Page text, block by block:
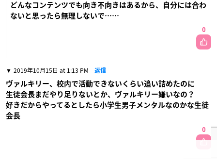
どんなコンテンツでも向き不向きはあるから、自分には合わ
ないと思ったら無理しないで……
0
2019年10月15日 at 1:13 PM 返信
ヴァルキリー、校内で活動できないくらい追い詰めたのに
生徒会長まだやり足りないとか、ヴァルキリー嫌いなの？
好きだからやってるとしたら小学生男子メンタルなのかな生徒
会長
0